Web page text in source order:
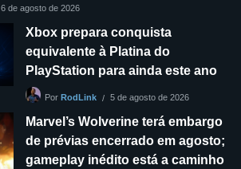
6 de agosto de 2026
Xbox prepara conquista
equivalente à Platina do
PlayStation para ainda este ano
Por RodLink 5 de agosto de 2026
Marvel’s Wolverine terá embargo
de prévias encerrado em agosto;
gameplay inédito está a caminho